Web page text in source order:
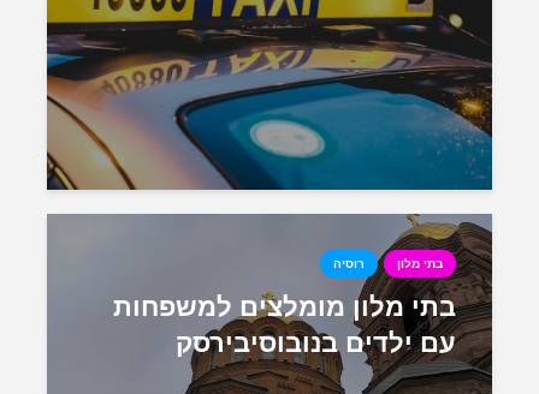
בתי מלון רוסיה
בתי מלון מומלצים למשפחות
עם ילדים בנובוסיבירסק